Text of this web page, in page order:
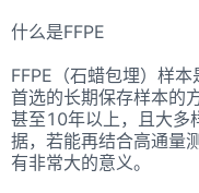
什么是FFPE
FFPE（石蜡包埋）样
首选的长期保存样本的
甚至10年以上，且大多
据，若能再结合高通量
有非常大的意义。